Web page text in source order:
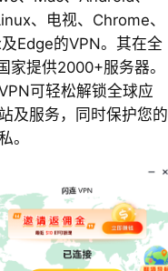
、电视、Chrome、
Edge的VPN。其在全
家提供2000+服务器。
可轻松解锁全球应
及服务，同时保护您的
。